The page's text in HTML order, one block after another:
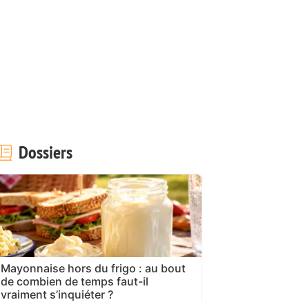
Dossiers
Mayonnaise hors du frigo : au bout
de combien de temps faut-il
vraiment s’inquiéter ?